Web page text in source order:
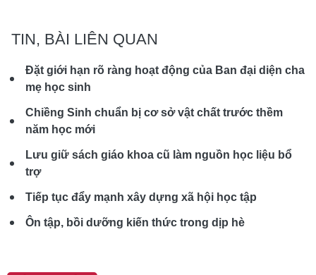
TIN, BÀI LIÊN QUAN
Đặt giới hạn rõ ràng hoạt động của Ban đại diện cha
mẹ học sinh
Chiềng Sinh chuẩn bị cơ sở vật chất trước thềm
năm học mới
Lưu giữ sách giáo khoa cũ làm nguồn học liệu bổ
trợ
Tiếp tục đẩy mạnh xây dựng xã hội học tập
Ôn tập, bồi dưỡng kiến thức trong dịp hè